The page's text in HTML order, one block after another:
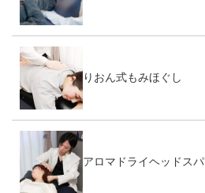
りおん式もみほぐし
アロマドライヘッドスパ